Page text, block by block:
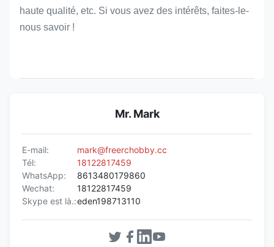
haute qualité, etc. Si vous avez des intérêts, faites-le-
nous savoir !
Mr. Mark
E-mail:
mark@freerchobby.cc
Tél:
18122817459
WhatsApp:
8613480179860
Wechat:
18122817459
Skype est là.:eden198713110